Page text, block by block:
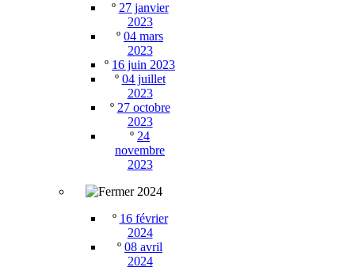
º 27 janvier
2023
º 04 mars
2023
º 16 juin 2023
º 04 juillet
2023
º 27 octobre
2023
º 24
novembre
2023
2024
º 16 février
2024
º 08 avril
2024